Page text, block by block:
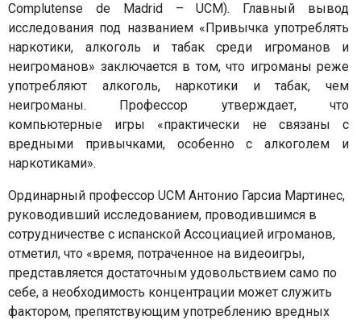
Complutense de Madrid – UCM). Главный вывод
исследования под названием «Привычка употреблять
наркотики, алкоголь и табак среди игроманов и
неигроманов» заключается в том, что игроманы реже
употребляют алкоголь, наркотики и табак, чем
неигроманы. Профессор утверждает, что
компьютерные игры «практически не связаны с
вредными привычками, особенно с алкоголем и
наркотиками».
Ординарный профессор UCM Антонио Гарсиа Мартинес,
руководивший исследованием, проводившимся в
сотрудничестве с испанской Ассоциацией игроманов,
отметил, что «время, потраченное на видеоигры,
представляется достаточным удовольствием само по
себе, а необходимость концентрации может служить
фактором, препятствующим употреблению вредных